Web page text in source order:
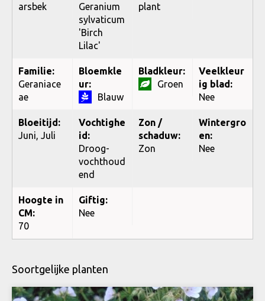
arsbek
Geranium
sylvaticum
'Birch
Lilac'
plant
Familie:
Geraniace
ae
Bloemkle
ur:
Blauw
Bladkleur:
Groen
Veelkleur
ig blad:
Nee
Bloeitijd:
Juni, Juli
Vochtighe
id:
Droog-
vochthoud
end
Zon /
schaduw:
Zon
Wintergro
en:
Nee
Hoogte in
CM:
70
Giftig:
Nee
Soortgelijke planten